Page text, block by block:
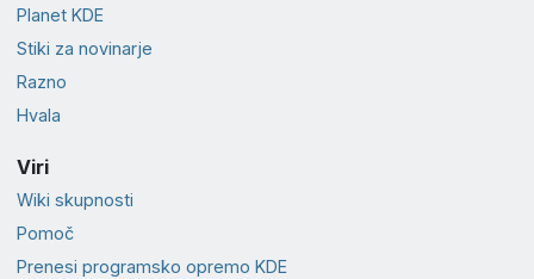
Planet KDE
Stiki za novinarje
Razno
Hvala
Viri
Wiki skupnosti
Pomoč
Prenesi programsko opremo KDE